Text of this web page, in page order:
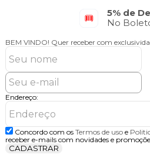
5% de
No
BEM VINDO! Quer receber com
Endereço:
Concordo com os Termos de usoe
receber e-mails com novidades e
CADASTRAR